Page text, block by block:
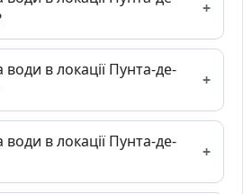
в локації Пунта-де-
в локації Пунта-де-